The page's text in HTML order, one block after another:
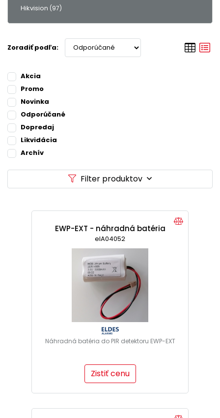
Hikvision (97)
Zoradiť podľa:
Akcia
Promo
Novinka
Odporúčané
Dopredaj
Likvidácia
Archív
Filter produktov
EWP-EXT - náhradná batéria
elA04052
Náhradná batéria do PIR detektoru EWP-EXT
Zistiť cenu